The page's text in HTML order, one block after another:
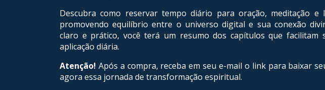
Descubra como reservar tempo diário para oração, meditação e
promovendo equilíbrio entre o universo digital e sua conexão
claro e prático, você terá um resumo dos capítulos que facilitam
aplicação diária.
Atenção! Após a compra, receba em seu e-mail o link para baixar
agora essa jornada de transformação espiritual.